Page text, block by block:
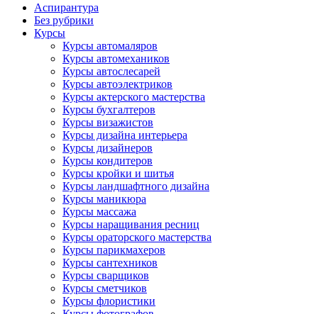
Аспирантура
Без рубрики
Курсы
Курсы автомаляров
Курсы автомехаников
Курсы автослесарей
Курсы автоэлектриков
Курсы актерского мастерства
Курсы бухгалтеров
Курсы визажистов
Курсы дизайна интерьера
Курсы дизайнеров
Курсы кондитеров
Курсы кройки и шитья
Курсы ландшафтного дизайна
Курсы маникюра
Курсы массажа
Курсы наращивания ресниц
Курсы ораторского мастерства
Курсы парикмахеров
Курсы сантехников
Курсы сварщиков
Курсы сметчиков
Курсы флористики